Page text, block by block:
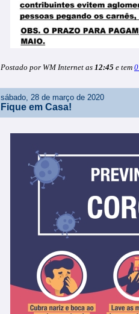
Postado por WM Internet as 12:45 e tem
sábado, 28 de março de 2020
Fique em Casa!